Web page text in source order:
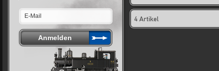
4 Artikel